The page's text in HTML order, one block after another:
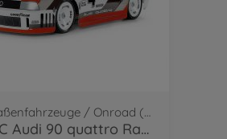
RC Straßenfahrzeuge / Onroad (2WD/4WD)
1:10 RC Audi 90 quattro Racing Lac.TT-02